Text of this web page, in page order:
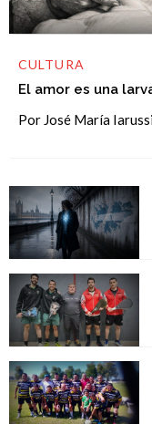
CULTURA
El amor es una
Por José María